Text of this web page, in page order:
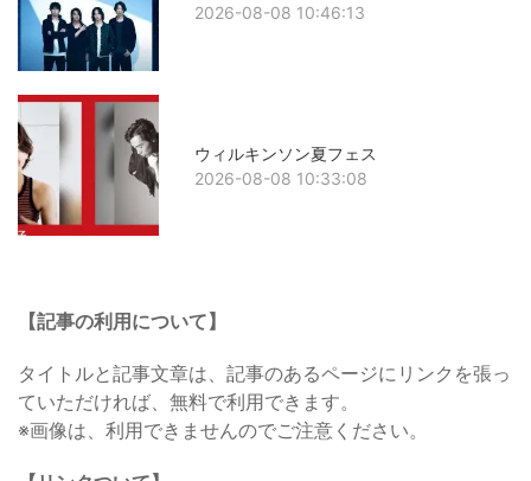
2026-08-08 10:46:13
ウィルキンソン夏フェス
2026-08-08 10:33:08
【記事の利用について】
タイトルと記事文章は、記事のあるページにリンクを張っ
ていただければ、無料で利用できます。
※画像は、利用できませんのでご注意ください。